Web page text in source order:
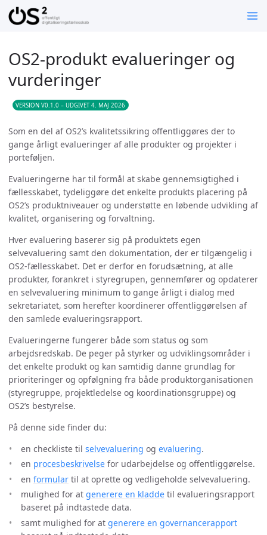
OS2-produkt evalueringer og
vurderinger
VERSION V0.1.0 – UDGIVET 4. MAJ 2026
Som en del af OS2’s kvalitetssikring offentliggøres der to
gange årligt evalueringer af alle produkter og projekter i
porteføljen.
Evalueringerne har til formål at skabe gennemsigtighed i
fællesskabet, tydeliggøre det enkelte produkts placering på
OS2’s produktniveauer og understøtte en løbende udvikling af
kvalitet, organisering og forvaltning.
Hver evaluering baserer sig på produktets egen
selvevaluering samt den dokumentation, der er tilgængelig i
OS2-fællesskabet. Det er derfor en forudsætning, at alle
produkter, forankret i styregrupen, gennemfører og opdaterer
en selvevaluering minimum to gange årligt i dialog med
sekretariatet, som herefter koordinerer offentliggørelsen af
den samlede evalueringsrapport.
Evalueringerne fungerer både som status og som
arbejdsredskab. De peger på styrker og udviklingsområder i
det enkelte produkt og kan samtidig danne grundlag for
prioriteringer og opfølgning fra både produktorganisationen
(styregruppe, projektledelse og koordinationsgruppe) og
OS2’s bestyrelse.
På denne side finder du:
en checkliste til selvevaluering og evaluering.
en procesbeskrivelse for udarbejdelse og offentliggørelse.
en formular til at oprette og vedligeholde selvevaluering.
mulighed for at generere en kladde til evalueringsrapport
baseret på indtastede data.
samt mulighed for at generere en governancerapport